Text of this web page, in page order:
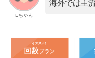
Eちゃん
海外では主